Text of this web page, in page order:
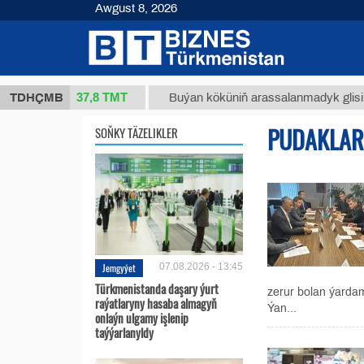
TDHÇMB
(kg.) 37,8 ТМТ Buýan köküniň arassalanmadyk glisirrizin
SOŇKY TÄZELIKLER
Jemgyýet 07.08.2026 - 13:45
Türkmenistanda daşary ýurt
raýatlaryny hasaba almagyň
onlaýn ulgamy işlenip
taýýarlanyldy
PUDAKLAR
zerur bolan
Ýan...
Awgust 8, 2026